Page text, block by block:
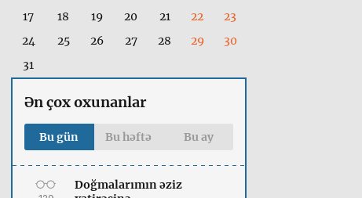
17
18 19 20 21 22
23
24
25 26 27 28 29
30
31
Ən çox oxunanlar
Bu gün Bu həftə Bu ay
Doğmalarımın əziz